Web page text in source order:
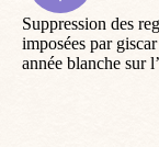
Suppression des
imposées par
année blanche sur